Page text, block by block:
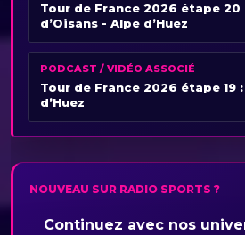
Tour de France 2026 étape 20
d’Oisans - Alpe d’Huez
PODCAST / VIDÉO ASSOCIÉ
Tour de France 2026 étape 19
d’Huez
NOUVEAU SUR RADIO SPORTS ?
Continuez avec nos